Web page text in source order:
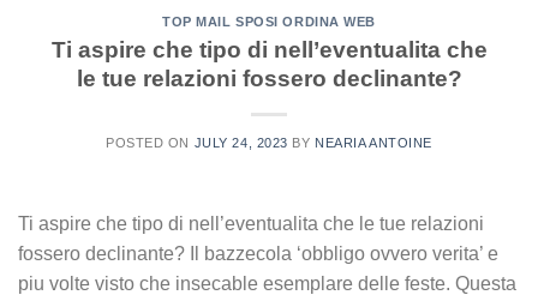
TOP MAIL SPOSI ORDINA WEB
Ti aspire che tipo di nell’eventualita che
le tue relazioni fossero declinante?
POSTED ON JULY 24, 2023 BY NEARIA ANTOINE
Ti aspire che tipo di nell’eventualita che le tue relazioni
fossero declinante? Il bazzecola ‘obbligo ovvero verita’ e
piu volte visto che insecable esemplare delle feste. Questa